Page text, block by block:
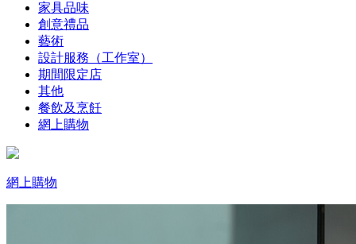
家具品味
創意禮品
藝術
設計服務（工作室）
期間限定店
其他
餐飲及烹飪
網上購物
網上購物